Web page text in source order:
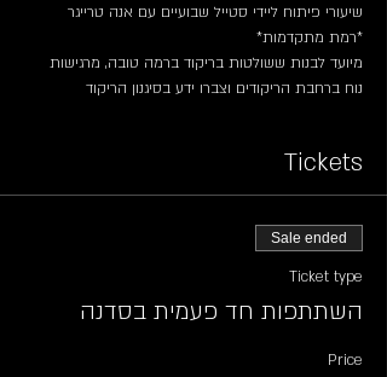
שיעורי פיתוח ליידי סטייל שבועיים עם אנה טרייגר
*רמת מתקדמות*
מיועד לבנות ששולטות בריקוד ברמה טובה, מרגישות
נוח ברחבת הריקודים וצברו ידע בסיגנון הריקוד
Tickets
Sale ended
Ticket type
השתתפות חד פעמית בסדנה
Price